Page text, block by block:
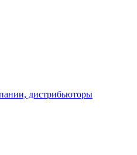
дистрибьюторы